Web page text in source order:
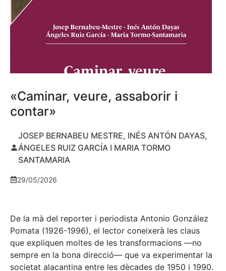
«Caminar, veure, assaborir i
contar»
JOSEP BERNABEU MESTRE, INÉS ANTÓN DAYAS,
ÁNGELES RUIZ GARCÍA I MARIA TORMO
SANTAMARIA
29/05/2026
De la mà del reporter i periodista Antonio González
Pomata (1926-1996), el lector coneixerà les claus
que expliquen moltes de les transformacions —no
sempre en la bona direcció— que va experimentar la
societat alacantina entre les dècades de 1950 i 1990.